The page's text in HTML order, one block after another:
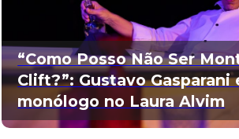
“Como Posso Não Ser
Clift?”: Gustavo Gasparani
monólogo no Laura Alvim